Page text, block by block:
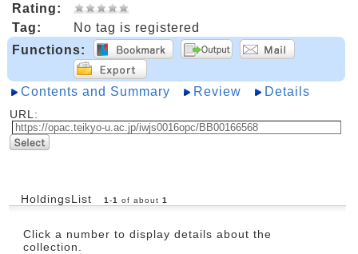
Rating:
Tag:
No tag is registered
Functions:
Contents and Summary Review Details
URL:
HoldingsList 1 -1 of about 1
Click a number to display details about the
collection.